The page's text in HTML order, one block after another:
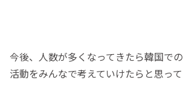
今後、人数が多くなってきたら韓国で
活動をみんなで考えていけたらと思って